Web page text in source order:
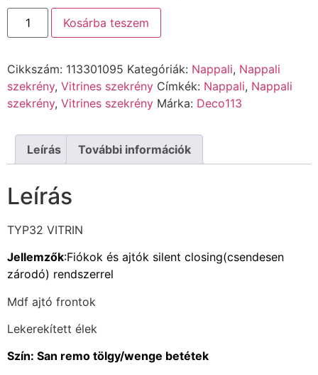
Kosárba teszem
Cikkszám: 113301095 Kategóriák: Nappali, Nappali
szekrény, Vitrines szekrény Címkék: Nappali, Nappali
szekrény, Vitrines szekrény Márka: Deco113
Leírás További információk
Leírás
TYP32 VITRIN
Jellemzők:Fiókok és ajtók silent closing(csendesen
zárodó) rendszerrel
Mdf ajtó frontok
Lekerekített élek
Szín: San remo tölgy/wenge betétek